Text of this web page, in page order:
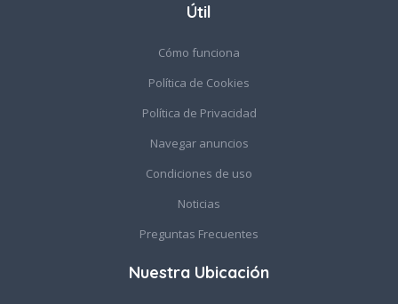
Útil
Cómo funciona
Política de Cookies
Política de Privacidad
Navegar anuncios
Condiciones de uso
Noticias
Preguntas Frecuentes
Nuestra Ubicación